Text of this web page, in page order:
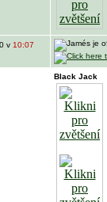
v 10:07
Black Jack